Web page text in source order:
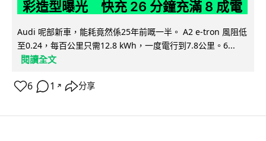
彩造型曝光 快充 26 分鐘充滿 8 成電
Audi 呢部新車，能耗竟然係25年前嘅一半。 A2 e-tron 風阻低
至0.24，每百公里只需12.8 kWh，一度電行到7.8公里。6...
閱讀全文
6 1 ↗ 分享